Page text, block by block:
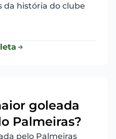
história do clube
goleada
Palmeiras?
pelo Palmeiras